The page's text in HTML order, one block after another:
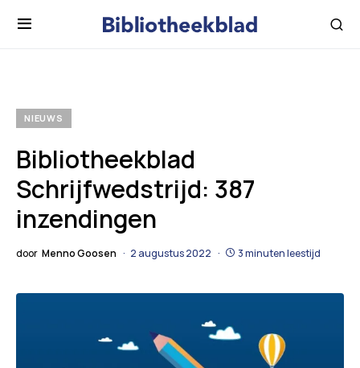
NIEUWS
Bibliotheekblad
Schrijfwedstrijd: 387
inzendingen
door Menno Goosen 2 augustus 2022 3 minuten leestijd